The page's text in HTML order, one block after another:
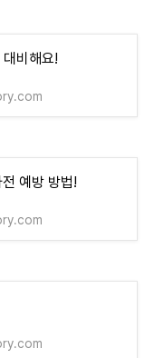
비해요!
예방 방법!